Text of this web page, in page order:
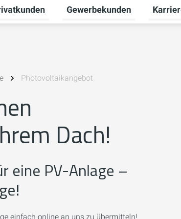
für Erneuerbare Energien umschalten
Untermenü für Privatkunden
Gewerbekunden
Photovoltaikangebot
Dach!
eine PV-Anlage –
einfach online an uns zu übermitteln!